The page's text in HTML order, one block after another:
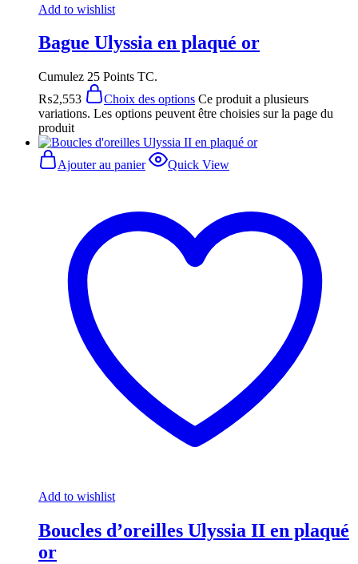
Add to wishlist
Bague Ulyssia en plaqué or
Cumulez 25 Points TC.
₨2,553 Choix des options Ce produit a plusieurs
variations. Les options peuvent être choisies sur la page du
produit
Ajouter au panier Quick View
Add to wishlist
Boucles d’oreilles Ulyssia II en plaqué
or